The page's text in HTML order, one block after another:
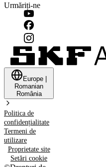
Urmăriți-ne
Europe
Romanian
România
Politica de
confidențialitate
Termeni de
utilizare
Proprietate site
Setări cookie